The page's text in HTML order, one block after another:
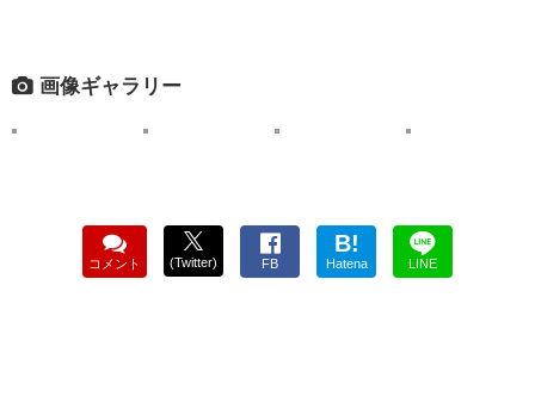
画像ギャラリー
コメント (Twitter) FB
B!
Hatena LINE